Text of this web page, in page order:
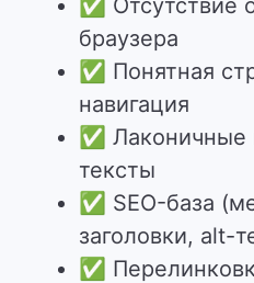
✅ Отсутствие
браузера
✅ Понятная
навигация
✅ Лаконичные
тексты
✅ SEO-база
заголовки, alt-
✅